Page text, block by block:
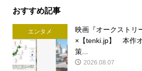
おすすめ記事
エンタメ
映画『オークストリ
×【tenki.jp】 本作
策...
2026.08.07